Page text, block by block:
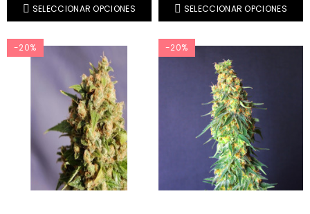
SELECCIONAR OPCIONES SELECCIONAR OPCIONES
-20% -20%